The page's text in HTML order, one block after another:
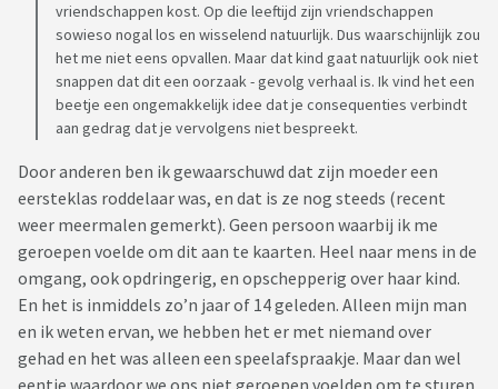
vriendschappen kost. Op die leeftijd zijn vriendschappen
sowieso nogal los en wisselend natuurlijk. Dus waarschijnlijk zou
het me niet eens opvallen. Maar dat kind gaat natuurlijk ook niet
snappen dat dit een oorzaak - gevolg verhaal is. Ik vind het een
beetje een ongemakkelijk idee dat je consequenties verbindt
aan gedrag dat je vervolgens niet bespreekt.
Door anderen ben ik gewaarschuwd dat zijn moeder een
eersteklas roddelaar was, en dat is ze nog steeds (recent
weer meermalen gemerkt). Geen persoon waarbij ik me
geroepen voelde om dit aan te kaarten. Heel naar mens in de
omgang, ook opdringerig, en opschepperig over haar kind.
En het is inmiddels zo’n jaar of 14 geleden. Alleen mijn man
en ik weten ervan, we hebben het er met niemand over
gehad en het was alleen een speelafspraakje. Maar dan wel